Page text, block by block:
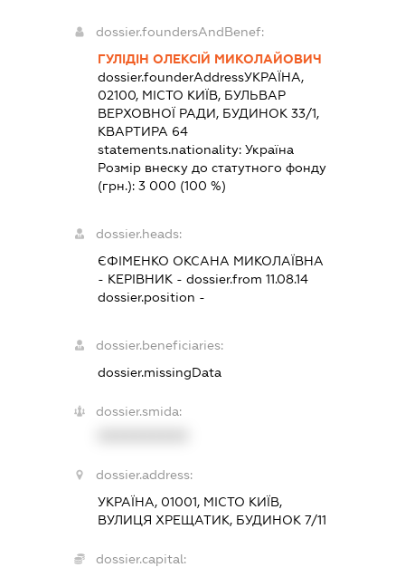
dossier.foundersAndBenef:
ГУЛІДІН ОЛЕКСІЙ МИКОЛАЙОВИЧ
dossier.founderAddressУКРАЇНА,
02100, МІСТО КИЇВ, БУЛЬВАР
ВЕРХОВНОЇ РАДИ, БУДИНОК 33/1,
КВАРТИРА 64
statements.nationality:Україна
Розмір внеску до статутного фонду
(грн.):3 000 (100 %)
dossier.heads:
ЄФІМЕНКО ОКСАНА МИКОЛАЇВНА
- КЕРІВНИК - dossier.from 11.08.14
dossier.position -
dossier.beneficiaries:
dossier.missingData
dossier.smida:
dossier.address:
УКРАЇНА, 01001, МІСТО КИЇВ,
ВУЛИЦЯ ХРЕЩАТИК, БУДИНОК 7/11
dossier.capital: